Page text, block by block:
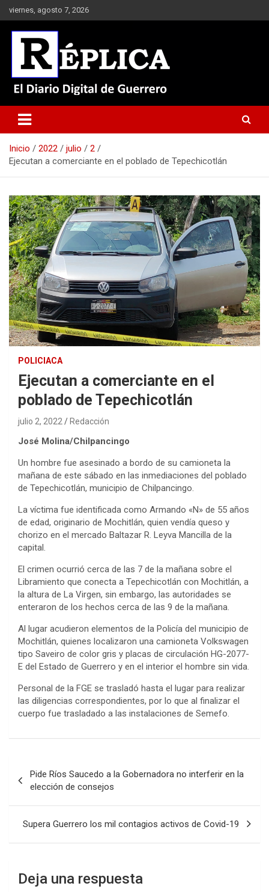
Saltar
al
contenido
viernes, agosto 7, 2026
Réplica
Inicio 2022 julio
2
Ejecutan a comerciante en el poblado de Tepechicotlán
POLICIACA
Ejecutan a comerciante en el
poblado de Tepechicotlán
julio 2, 2022 Redacción
José Molina/Chilpancingo
Un hombre fue asesinado a bordo de su camioneta la
mañana de este sábado en las inmediaciones del poblado
de Tepechicotlán, municipio de Chilpancingo.
La víctima fue identificada como Armando «N» de 55 años
de edad, originario de Mochitlán, quien vendía queso y
chorizo en el mercado Baltazar R. Leyva Mancilla de la
capital.
El crimen ocurrió cerca de las 7 de la mañana sobre el
Libramiento que conecta a Tepechicotlán con Mochitlán, a
la altura de La Virgen, sin embargo, las autoridades se
enteraron de los hechos cerca de las 9 de la mañana.
Al lugar acudieron elementos de la Policía del municipio de
Mochitlán, quienes localizaron una camioneta Volkswagen
tipo Saveiro de color gris y placas de circulación HG-2077-
E del Estado de Guerrero y en el interior el hombre sin vida.
Personal de la FGE se trasladó hasta el lugar para realizar
las diligencias correspondientes, por lo que al finalizar el
cuerpo fue trasladado a las instalaciones de Semefo.
de
entradas
Pide Ríos Saucedo a la Gobernadora no interferir en la
elección de consejos
Supera Guerrero los mil contagios activos de Covid-19
Deja una respuesta